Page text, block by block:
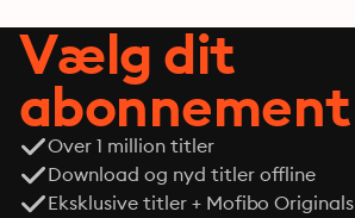
Vælg dit
abonnement
Over 1 million titler
Download og nyd titler offline
Eksklusive titler + Mofibo Originals